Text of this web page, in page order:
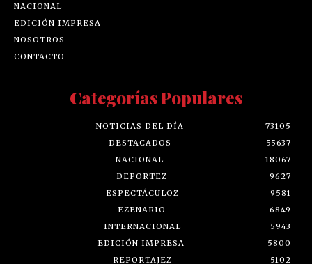
NACIONAL
EDICIÓN IMPRESA
NOSOTROS
CONTACTO
Categorías Populares
NOTICIAS DEL DÍA
73105
DESTACADOS
55637
NACIONAL
18067
DEPORTEZ
9627
ESPECTÁCULOZ
9581
EZENARIO
6849
INTERNACIONAL
5943
EDICIÓN IMPRESA
5800
REPORTAJEZ
5102